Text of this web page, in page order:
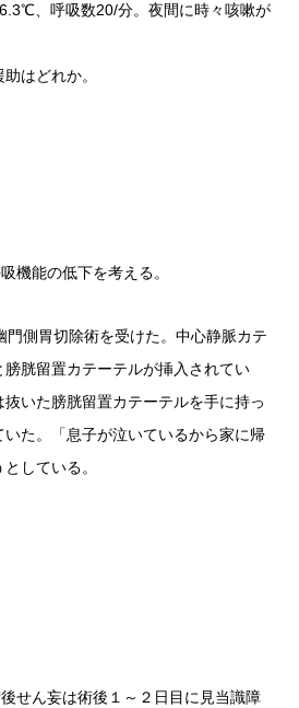
、呼吸数20/分。夜間に時々咳嗽が
はどれか。
能の低下を考える。
側胃切除術を受けた。中心静脈カテ
胱留置カテーテルが挿入されてい
いた膀胱留置カテーテルを手に持っ
た。「息子が泣いているから家に帰
している。
ん妄は術後１～２日目に見当識障